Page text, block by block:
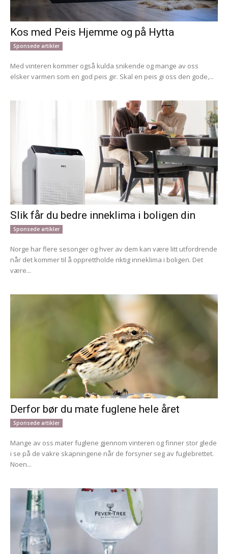
Kos med Peis Hjemme og på Hytta
Sponsede artikler
Med vinteren kommer også kulda snikende og mange av oss
elsker varmen som en god peis gir. Skal en peis gi oss den gode,...
Slik får du bedre inneklima i boligen din
Sponsede artikler
Norge har flere sesonger og hver av dem kan være litt utfordrende
når det kommer til å opprettholde riktig inneklima i boligen. Det
være...
Derfor bør du mate fuglene hele året
Sponsede artikler
Mange av oss mater fuglene gjennom vinteren og finner stor glede
i se på de vakre skapningene når de forsyner seg av fuglebrettet.
Noen...